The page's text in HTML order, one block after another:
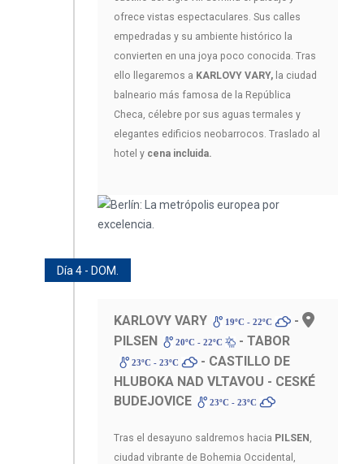
ofrece vistas espectaculares. Sus calles
empedradas y su ambiente histórico la
convierten en una joya poco conocida. Tras
ello llegaremos a KARLOVY VARY, la ciudad
balneario más famosa de la República
Checa, célebre por sus aguas termales y
elegantes edificios neobarrocos. Traslado al
hotel y cena incluida.
Día 4 - DOM.
KARLOVY VARY 19ºC - 22ºC
-
PILSEN
20ºC - 22ºC - TABOR
23ºC - 23ºC
- CASTILLO DE
HLUBOKA NAD VLTAVOU - CESKÉ
BUDEJOVICE
23ºC - 23ºC
Tras el desayuno saldremos hacia PILSEN
ciudad vibrante de Bohemia Occidental,